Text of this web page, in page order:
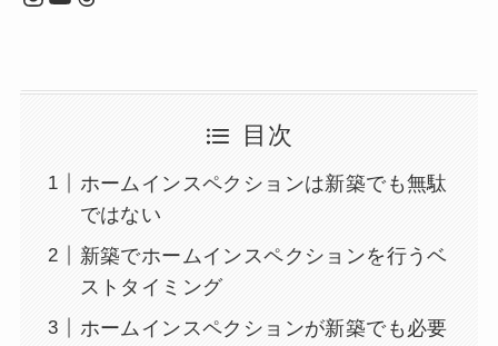
目次
ホームインスペクションは新築でも無駄
ではない
新築でホームインスペクションを行うベ
ストタイミング
ホームインスペクションが新築でも必要